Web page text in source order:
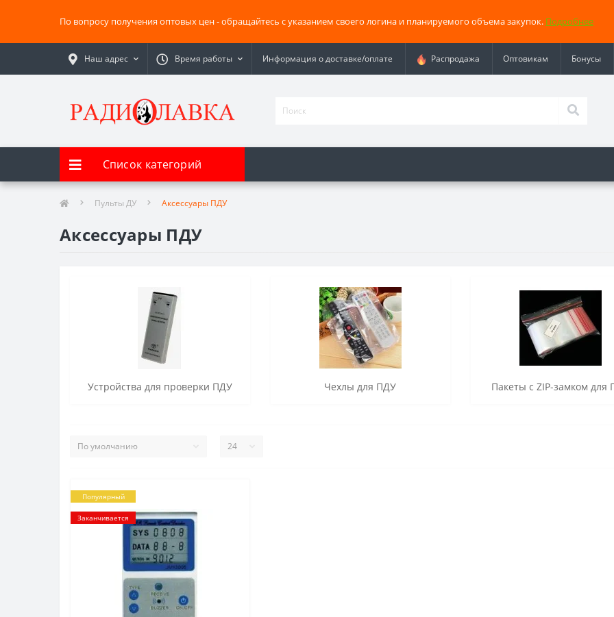
По вопросу получения оптовых цен - обращайтесь с указанием своего логина и планируемого объема закупок. Подробнее
Наш адрес Время работы Информация о доставке/оплате Распродажа Оптовикам Бонусы
Список категорий
Пульты ДУ Аксессуары ПДУ
Аксессуары ПДУ
Устройства для проверки ПДУ Чехлы для ПДУ Пакеты с ZIP-замком для
Популярный
Заканчивается